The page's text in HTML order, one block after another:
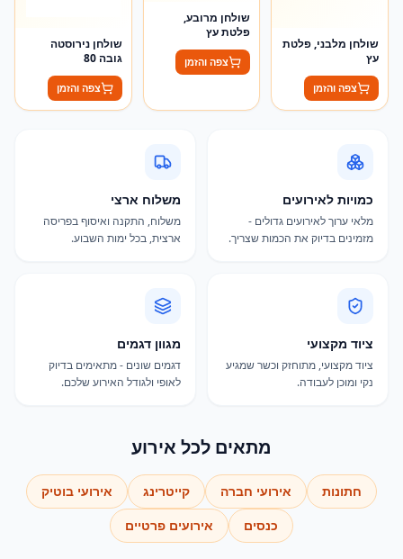
שולחן מלבני, פלטת
עץ
צפה והזמן
שולחן מרובע,
פלטת עץ
צפה והזמן
שולחן נירוסטה
גובה 80
צפה והזמן
כמויות לאירועים
מלאי ערוך לאירועים גדולים -
מזמינים בדיוק את הכמות שצריך.
משלוח ארצי
משלוח, התקנה ואיסוף בפריסה
ארצית, בכל ימות השבוע.
ציוד מקצועי
ציוד מקצועי, מתוחזק וכשר שמגיע
נקי ומוכן לעבודה.
מגוון דגמים
דגמים שונים - מתאימים בדיוק
לאופי ולגודל האירוע שלכם.
מתאים לכל אירוע
חתונות אירועי חברה קייטרינג
אירועי בוטיק
כנסים
אירועים פרטיים